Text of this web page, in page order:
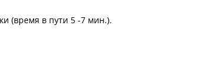
(время в пути 5 -7 мин.).